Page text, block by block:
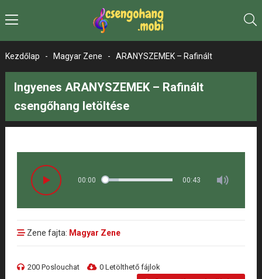
Kezdőlap - Magyar Zene - ARANYSZEMEK – Rafinált
Ingyenes ARANYSZEMEK – Rafinált
csengőhang letöltése
00:00 00:43
Zene fajta: Magyar Zene
200 Poslouchat 0 Letölthető fájlok